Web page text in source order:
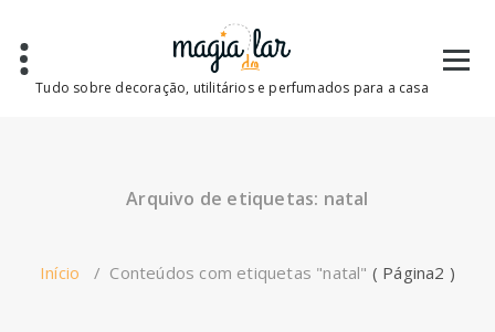
conteúdoTudo sobre decoração, utilitários e perfumados para a casa
Arquivo de etiquetas: natal
Início / Conteúdos com etiquetas "natal" ( Página2 )